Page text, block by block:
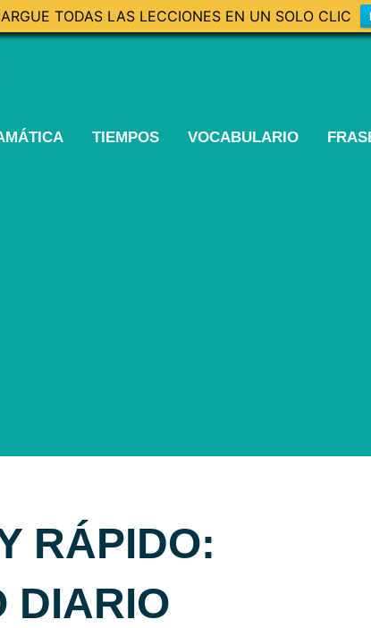
TODAS LAS LECCIONES EN UN SOLO CLIC
TIEMPOS VOCABULARIO
RÁPIDO:
DIARIO